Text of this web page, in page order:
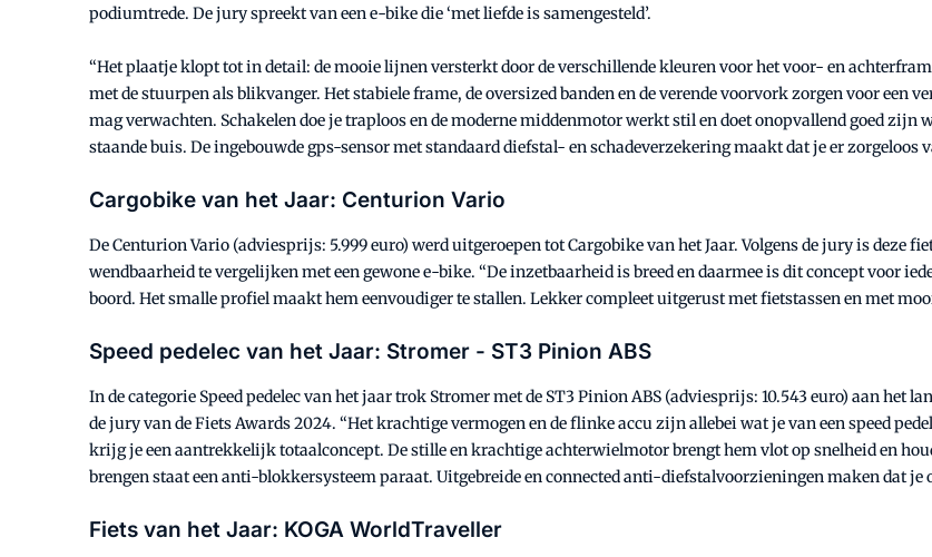
podiumtrede. De jury spreekt van een e-bike die ‘met liefde is samengesteld’.
“Het plaatje klopt tot in detail: de mooie lijnen versterkt door de verschillende kleuren voor het voor- en
met de stuurpen als blikvanger. Het stabiele frame, de oversized banden en de verende voorvork zorgen voor een
mag verwachten. Schakelen doe je traploos en de moderne middenmotor werkt stil en doet onopvallend goed zijn
staande buis. De ingebouwde gps-sensor met standaard diefstal- en schadeverzekering maakt dat je er
Cargobike van het Jaar: Centurion Vario
De Centurion Vario (adviesprijs: 5.999 euro) werd uitgeroepen tot Cargobike van het Jaar. Volgens de jury is deze
wendbaarheid te vergelijken met een gewone e-bike. “De inzetbaarheid is breed en daarmee is dit concept voor
boord. Het smalle profiel maakt hem eenvoudiger te stallen. Lekker compleet uitgerust met fietstassen en met
Speed pedelec van het Jaar: Stromer - ST3 Pinion ABS
In de categorie Speed pedelec van het jaar trok Stromer met de ST3 Pinion ABS (adviesprijs: 10.543 euro) aan het
de jury van de Fiets Awards 2024. “Het krachtige vermogen en de flinke accu zijn allebei wat je van een speed
krijg je een aantrekkelijk totaalconcept. De stille en krachtige achterwielmotor brengt hem vlot op snelheid en
brengen staat een anti-blokkersysteem paraat. Uitgebreide en connected anti-diefstalvoorzieningen maken dat je
Fiets van het Jaar: KOGA WorldTraveller